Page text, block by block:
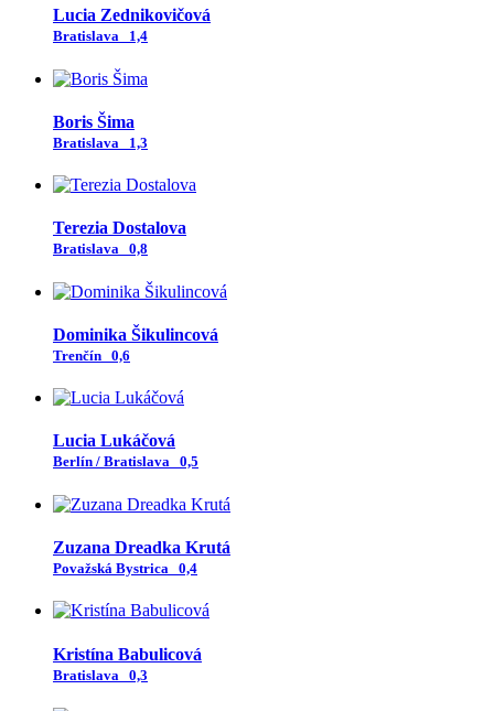
Lucia Zednikovičová
Bratislava 1,4
Boris Šima
Bratislava 1,3
Terezia Dostalova
Bratislava 0,8
Dominika Šikulincová
Trenčín 0,6
Lucia Lukáčová
Berlín / Bratislava 0,5
Zuzana Dreadka Krutá
Považská Bystrica 0,4
Kristína Babulicová
Bratislava 0,3